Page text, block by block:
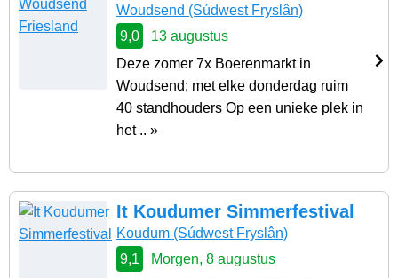
Woudsend (Súdwest Fryslân)
9,0
13 augustus
Deze zomer 7x Boerenmarkt in
Woudsend; met elke donderdag ruim
40 standhouders Op een unieke plek in
het .. »
It Koudumer Simmerfestival
Koudum (Súdwest Fryslân)
9,1
Morgen, 8 augustus